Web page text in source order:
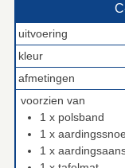
uitvoering
kleur
afmetingen
voorzien van
1 x polsband
1 x
1 x